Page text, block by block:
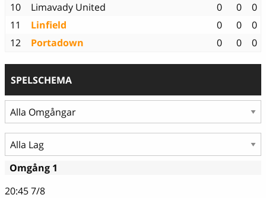
10
Limavady United 0 0
0
11
Linfield 0 0
0
12
Portadown 0 0 0
SPELSCHEMA
Omgång 1
20:457/8